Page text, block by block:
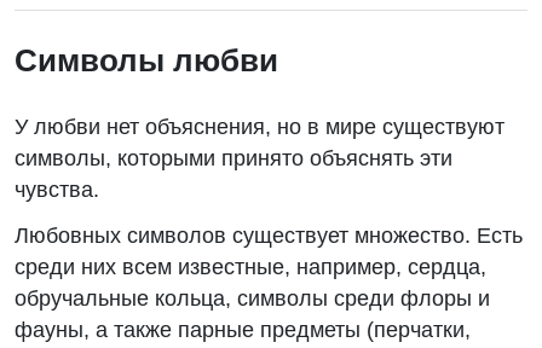
Символы любви
У любви нет объяснения, но в мире существуют
символы, которыми принято объяснять эти
чувства.
Любовных символов существует множество. Есть
среди них всем известные, например, сердца,
обручальные кольца, символы среди флоры и
фауны, а также парные предметы (перчатки,